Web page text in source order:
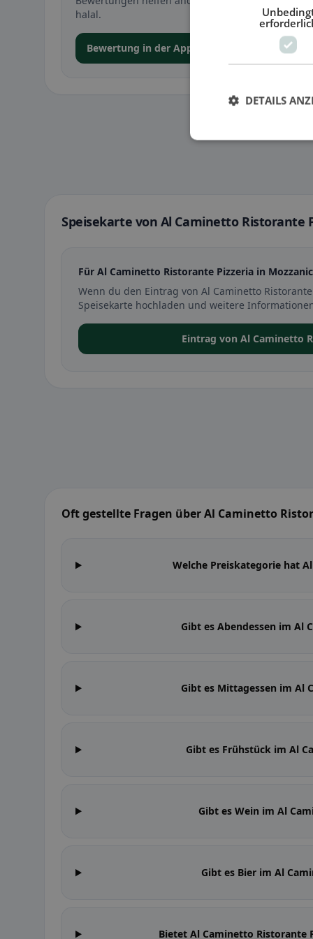
halal.
Bewertung in der App abgeben
Speisekarte von Al Caminetto Ristorante
Für Al Caminetto Ristorante Pizzeria in
Wenn du den Eintrag von Al Caminetto
Speisekarte hochladen und weitere
Eintrag von Al Caminetto
Oft gestellte Fragen über Al Caminetto
Welche Preiskategorie hat
Gibt es Abendessen im Al
Gibt es Mittagessen im Al
Gibt es Frühstück im Al
Gibt es Wein im Al
Gibt es Bier im Al
Bietet Al Caminetto Ristorante
DETAILS